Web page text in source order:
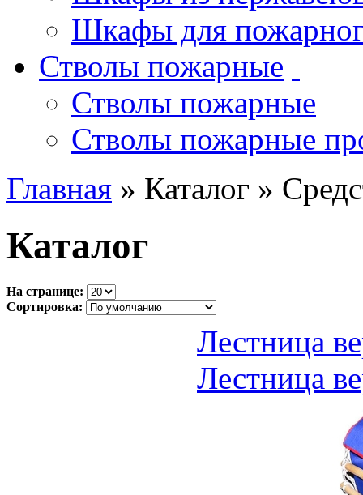
Шкафы для
Стволы пожарные
Стволы пожарные
Стволы пожарные
Главная » Каталог »
Каталог
На странице:
Сортировка:
Лестница
Лестница